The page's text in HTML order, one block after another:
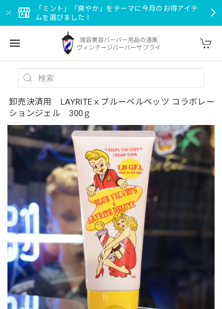
「ミント」「爽やか」をテーマに今月のお得アイテ
ムを選びました！
卸売決済用 LAYRITEｘブルーベルベッツ コラボレー
ションジェル 300ｇ